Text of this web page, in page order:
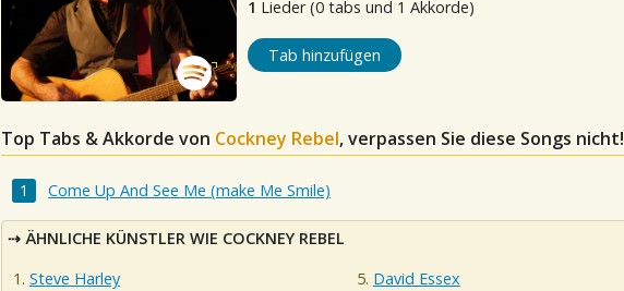
1 Lieder (0 tabs und 1 Akkorde)
Tab hinzufügen
Top Tabs & Akkorde von Cockney Rebel, verpassen Sie diese Songs nicht!
Come Up And See Me (make Me Smile)
ÄHNLICHE KÜNSTLER WIE COCKNEY REBEL
Steve Harley
David Essex